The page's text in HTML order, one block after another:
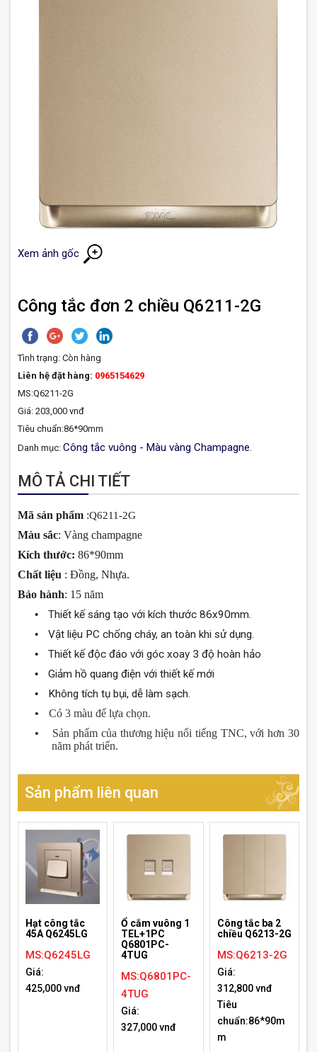
Xem ảnh gốc
Công tắc đơn 2 chiều Q6211-2G
Tình trạng: Còn hàng
Liên hệ đặt hàng: 0965154629
MS:Q6211-2G
Giá: 203,000 vnđ
Tiêu chuẩn:86*90mm
Danh mục: Công tắc vuông - Màu vàng Champagne
MÔ TẢ CHI TIẾT
Mã sản phẩm :Q6211-2G
Màu sắc: Vàng champagne
Kích thước: 86*90mm
Chất liệu : Đồng, Nhựa.
Bảo hành: 15 năm
•
Thiết kế sáng tạo với kích thước 86x90mm.
• Vật liệu PC chống cháy, an toàn khi sử dụng.
• Thiết kếđộc đáo với góc xoay 3 độ hoàn hảo
• Giảm hồ quang điện với thiết kế mới
• Không tích tụ bụi, dễ làm sạch.
•
Có 3 màu để lựa chọn.
•
Sản phẩm của thương hiệu nổi tiếng TNC, với hơn 30
năm phát triển.
Sản phẩm liên quan
Hạt công tắc
45A Q6245LG
MS:Q6245LG
Giá:
425,000 vnđ
Ổ cắm vuông 1
TEL+1PC
Q6801PC-
4TUG
MS:Q6801PC-
4TUG
Giá:
327,000 vnđ
Công tắc ba 2
chiều Q6213-2G
MS:Q6213-2G
Giá:
312,800 vnđ
Tiêu
chuẩn:86*90m
m